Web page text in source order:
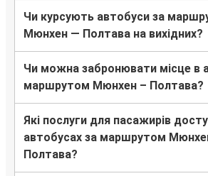
Чи курсують автобуси за
Мюнхен — Полтава на вихідних?
Чи можна забронювати місце в
маршрутом Мюнхен – Полтава?
Які послуги для пасажирів
автобусах за маршрутом
Полтава?